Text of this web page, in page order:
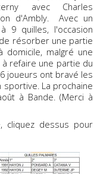
avec Charles
d'Ambly. Avec un
9 quilles, l'occasion
résorber une partie
malgré une
refaire une partie du
joueurs ont bravé les
La prochaine
à Bande. (Merci à
cliquez dessus pour